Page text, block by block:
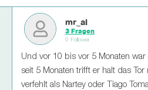
mr_al
3 Fragen
0 Follower
Und vor 10 bis vor 5 Monaten
seit 5 Monaten trifft er halt das
verfehlt als Nartey oder Tiago